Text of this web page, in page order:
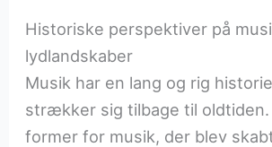
Historiske perspektiver på
lydlandskaber
Musik har en lang og rig
strækker sig tilbage til oldtiden.
former for musik, der blev